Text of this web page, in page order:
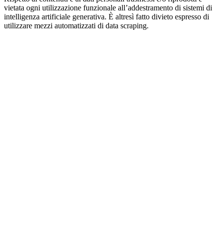
vietata ogni utilizzazione funzionale all’addestramento di sistemi di
intelligenza artificiale generativa. È altresì fatto divieto espresso di
utilizzare mezzi automatizzati di data scraping.